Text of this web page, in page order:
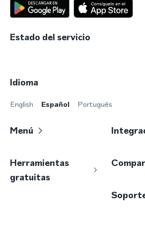
Estado del servicio
Idioma
English Español Português
Menú
Herramientas
gratuitas